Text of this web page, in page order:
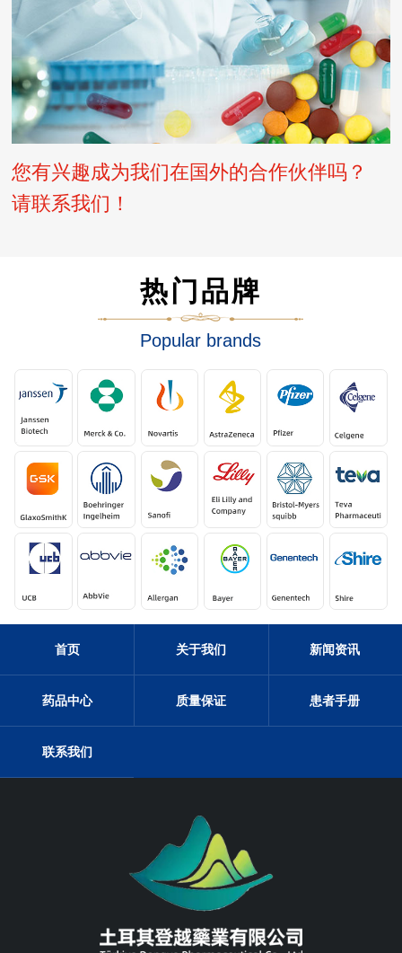
您有兴趣成为我们在国外的合作伙伴吗？
请联系我们！
热门品牌
Popular brands
首页 关于我们 新闻资讯
药品中心 质量保证 患者手册
联系我们